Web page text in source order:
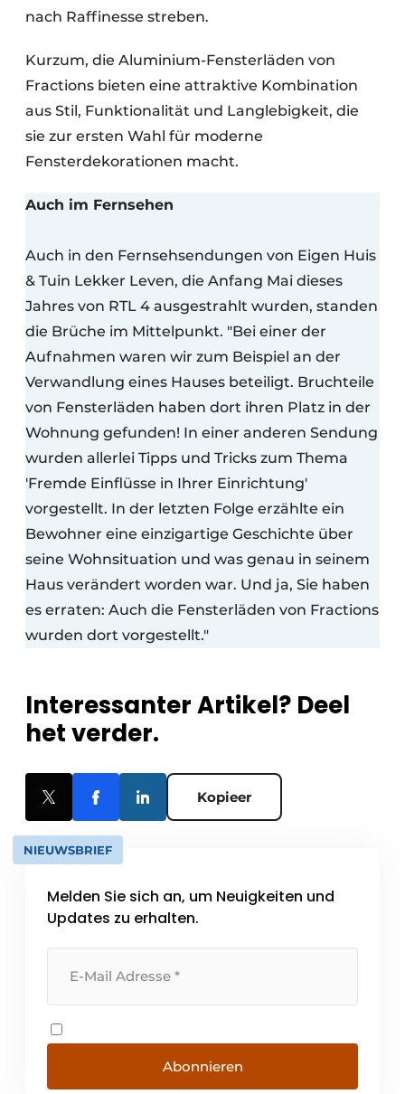
nach Raffinesse streben.
Kurzum, die Aluminium-Fensterläden von
Fractions bieten eine attraktive Kombination
aus Stil, Funktionalität und Langlebigkeit, die
sie zur ersten Wahl für moderne
Fensterdekorationen macht.
Auch im Fernsehen
Auch in den Fernsehsendungen von Eigen Huis
& Tuin Lekker Leven, die Anfang Mai dieses
Jahres von RTL 4 ausgestrahlt wurden, standen
die Brüche im Mittelpunkt. "Bei einer der
Aufnahmen waren wir zum Beispiel an der
Verwandlung eines Hauses beteiligt. Bruchteile
von Fensterläden haben dort ihren Platz in der
Wohnung gefunden! In einer anderen Sendung
wurden allerlei Tipps und Tricks zum Thema
'Fremde Einflüsse in Ihrer Einrichtung'
vorgestellt. In der letzten Folge erzählte ein
Bewohner eine einzigartige Geschichte über
seine Wohnsituation und was genau in seinem
Haus verändert worden war. Und ja, Sie haben
es erraten: Auch die Fensterläden von Fractions
wurden dort vorgestellt."
Interessanter Artikel? Deel
het verder.
Kopieer
NIEUWSBRIEF
Melden Sie sich an, um Neuigkeiten und
Updates zu erhalten.
Abonnieren